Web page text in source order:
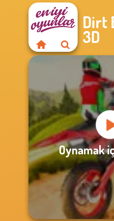
Dirt
3D
Oynamak